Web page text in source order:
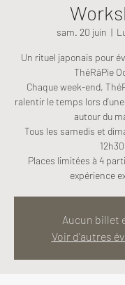
sam. 20 juin
  |
Un rituel japonais pour
ThéRâPie
Chaque week-end,
ralentir le temps lors
autour du
Tous les samedis et
12h30
Places limitées à 4
expérience
Aucun billet
Voir d'autres